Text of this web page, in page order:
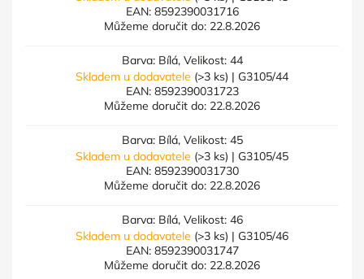
EAN: 8592390031716
Můžeme doručit do: 22.8.2026
Barva: Bílá, Velikost: 44
Skladem u dodavatele (>3 ks) | G3105/44
EAN: 8592390031723
Můžeme doručit do: 22.8.2026
Barva: Bílá, Velikost: 45
Skladem u dodavatele (>3 ks) | G3105/45
EAN: 8592390031730
Můžeme doručit do: 22.8.2026
Barva: Bílá, Velikost: 46
Skladem u dodavatele (>3 ks) | G3105/46
EAN: 8592390031747
Můžeme doručit do: 22.8.2026